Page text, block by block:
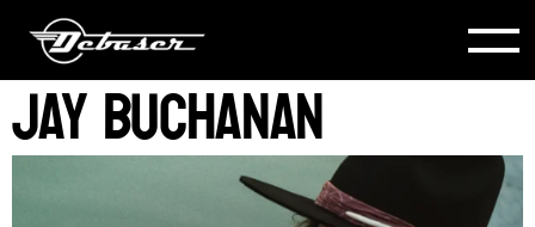
Jay Buchanan